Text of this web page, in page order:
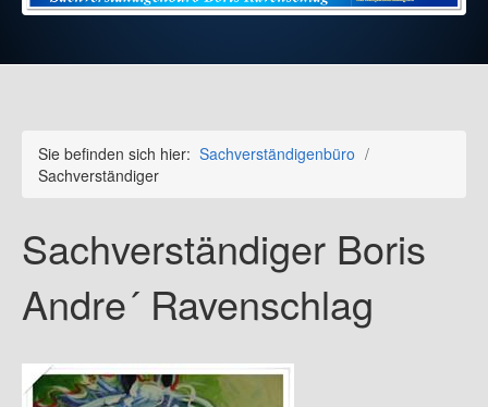
Sie befinden sich hier: Sachverständigenbüro /
Sachverständiger
Sachverständiger Boris
Andre´ Ravenschlag